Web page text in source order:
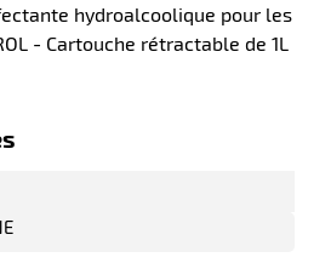
hydroalcoolique pour les
- Cartouche rétractable de 1L